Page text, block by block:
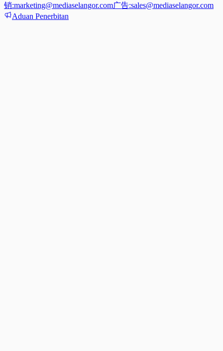
销:marketing@mediaselangor.com广告:sales@mediaselangor.com
Aduan Penerbitan